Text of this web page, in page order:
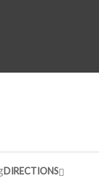
DIRECTIONS